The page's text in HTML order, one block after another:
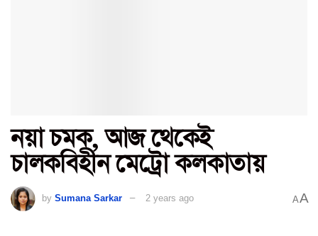
নয়া চমক, আজ থেকেই
চালকবিহীন মেট্রো কলকাতায়
by Sumana Sarkar 2 years ago AA